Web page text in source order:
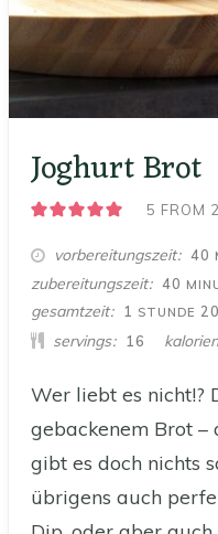
Joghurt Brot
5 FROM 2
vorbereitungszeit 40
zubereitungszeit 40
gesamtzeit 1 STUNDE
STUNDE 20
servings 16
Wer liebt es nicht!?
gebackenem Brot –
gibt es doch nichts
übrigens auch